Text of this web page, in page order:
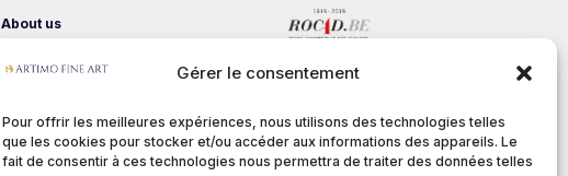
Gérer le consentement
Pour offrir les meilleures expériences, nous utilisons des technologies telles
que les cookies pour stocker et/ou accéder aux informations des appareils. Le
fait de consentir à ces technologies nous permettra de traiter des données telles
About us